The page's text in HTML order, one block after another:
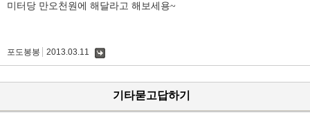
미터당 만오천원에 해달라고 해보세용~
포도봉봉 2013.03.11
기타묻고답하기